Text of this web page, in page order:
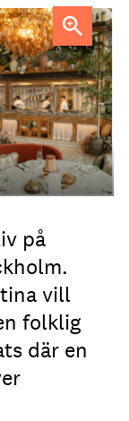
på
vill
folklig
där en